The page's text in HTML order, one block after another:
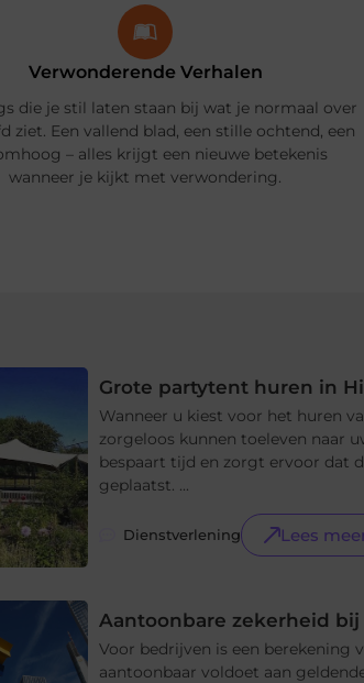
Verwonderende Verhalen
die je stil laten staan bij wat je normaal over
ziet. Een vallend blad, een stille ochtend, een
– alles krijgt een nieuwe betekenis
wanneer je kijkt met verwondering.
Grote partytent huren in
Wanneer u kiest voor het huren
zorgeloos kunnen toeleven naar
bespaart tijd en zorgt ervoor dat
geplaatst. ...
Dienstverlening Lees
Aantoonbare zekerheid
Voor bedrijven is een berekening
aantoonbaar voldoet aan